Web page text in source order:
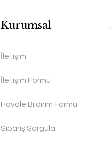
Kurumsal
İletişim
İletişim Formu
Havale Bildirim Formu
Sipariş Sorgula